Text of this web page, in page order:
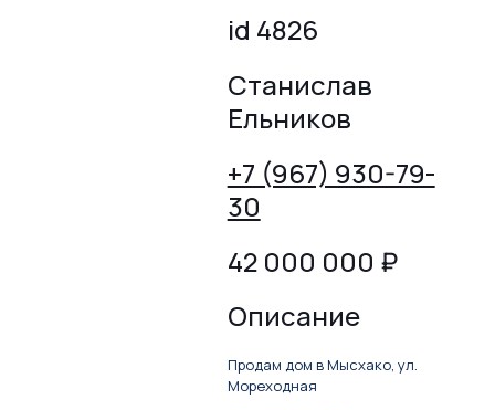
id 4826
Станислав
Ельников
+7 (967) 930-79-
30
42 000 000 ₽
Описание
Продам дом в Мысхако, ул.
Мореходная